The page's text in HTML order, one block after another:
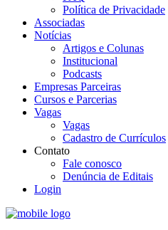
Política de Privacidade
Associadas
Notícias
Artigos e Colunas
Institucional
Podcasts
Empresas Parceiras
Cursos e Parcerias
Vagas
Vagas
Cadastro de Currículos
Contato
Fale conosco
Denúncia de Editais
Login